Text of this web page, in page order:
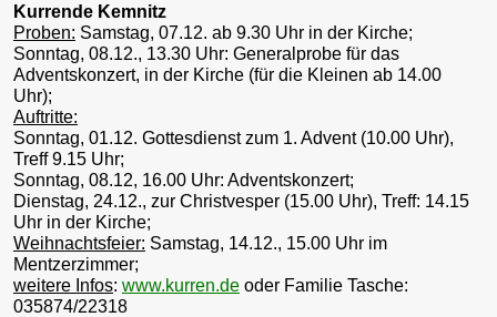
Kurrende Kemnitz
Proben: Samstag, 07.12. ab 9.30 Uhr in der Kirche;
Sonntag, 08.12., 13.30 Uhr: Generalprobe für das
Adventskonzert, in der Kirche (für die Kleinen ab 14.00
Uhr);
Auftritte:
Sonntag, 01.12. Gottesdienst zum 1. Advent (10.00 Uhr),
Treff 9.15 Uhr;
Sonntag, 08.12, 16.00 Uhr: Adventskonzert;
Dienstag, 24.12., zur Christvesper (15.00 Uhr), Treff: 14.15
Uhr in der Kirche;
Weihnachtsfeier: Samstag, 14.12., 15.00 Uhr im
Mentzerzimmer;
weitere Infos: www.kurren.de oder Familie Tasche:
035874/22318